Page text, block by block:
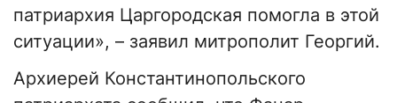
патриархия Царгородская помогла в этой
ситуации», – заявил митрополит Георгий.
Архиерей Константинопольского